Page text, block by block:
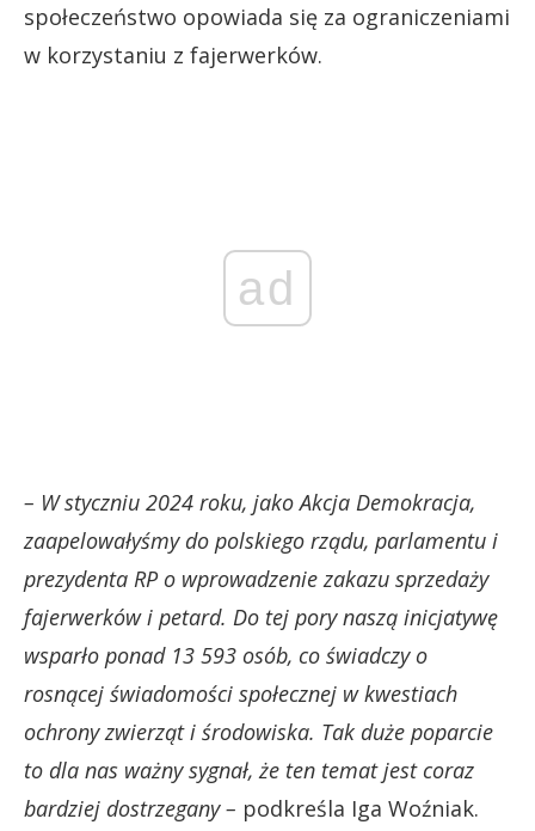
społeczeństwo opowiada się za ograniczeniami
w korzystaniu z fajerwerków.
ad
– W styczniu 2024 roku, jako Akcja Demokracja,
zaapelowałyśmy do polskiego rządu, parlamentu i
prezydenta RP o wprowadzenie zakazu sprzedaży
fajerwerków i petard. Do tej pory naszą inicjatywę
wsparło ponad 13 593 osób, co świadczy o
rosnącej świadomości społecznej w kwestiach
ochrony zwierząt i środowiska. Tak duże poparcie
to dla nas ważny sygnał, że ten temat jest coraz
bardziej dostrzegany – podkreśla Iga Woźniak.